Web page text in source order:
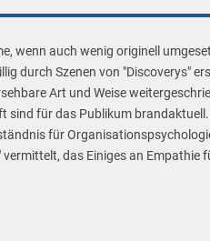
wenn auch wenig originell
durch Szenen von "Discoverys"
Art und Weise
für das Publikum brandaktuell.
für
das Einiges an Empathie